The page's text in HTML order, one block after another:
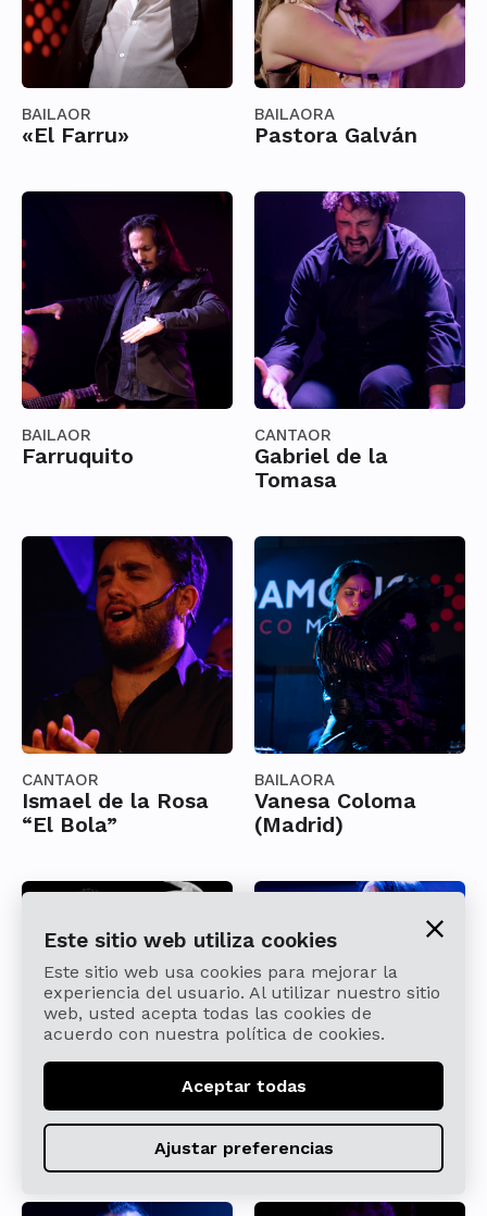
BAILAOR
«El Farru»
BAILAORA
Pastora Galván
BAILAOR
Farruquito
CANTAOR
Gabriel de la
Tomasa
CANTAOR
Ismael de la Rosa
“El Bola”
BAILAORA
Vanesa Coloma
(Madrid)
BAILAORA
Carmen Young
CANTAORA
María Mezcle
Este sitio web utiliza cookies
Este sitio web usa cookies para mejorar la
experiencia del usuario. Al utilizar nuestro sitio
web, usted acepta todas las cookies de
acuerdo con nuestra política de cookies.
Aceptar todas
Ajustar preferencias